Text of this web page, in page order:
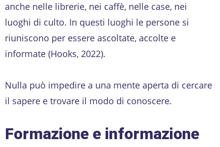
anche nelle librerie, nei caffè, nelle case, nei
luoghi di culto. In questi luoghi le persone si
riuniscono per essere ascoltate, accolte e
informate (Hooks, 2022).
Nulla può impedire a una mente aperta di cercare
il sapere e trovare il modo di conoscere.
Formazione e informazione